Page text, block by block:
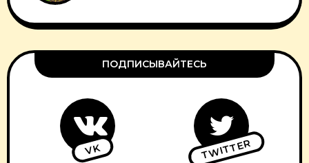
ПОДПИСЫВАЙТЕСЬ
VK TWITTER